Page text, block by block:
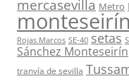
mercasevilla Metro
monteseirín
Rojas Marcos SE-40 setas
Sánchez Monteseirín
tranvía de sevilla